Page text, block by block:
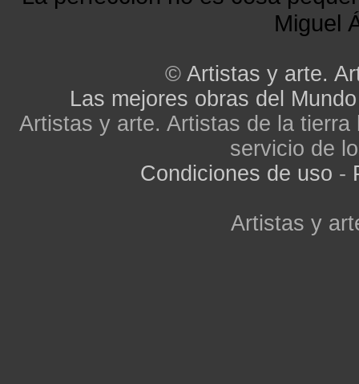
Miguel
© Artistas y arte.
Las mejores obras del Mundo
Artistas y arte. Artistas de la
servicio de
Condiciones de uso -
Artistas y